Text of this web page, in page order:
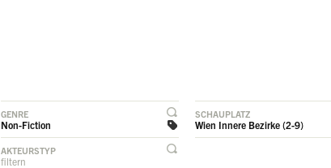
GENRE
Non-Fiction
SCHAUPLATZ
Wien Innere Bezirke (2-9)
AKTEURSTYP
filtern